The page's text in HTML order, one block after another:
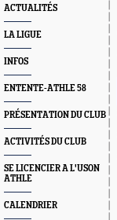
ACTUALITÉS
LA LIGUE
INFOS
ENTENTE-ATHLE 58
PRÉSENTATION DU CLUB
ACTIVITÉS DU CLUB
SE LICENCIER A L'USON
ATHLE
CALENDRIER